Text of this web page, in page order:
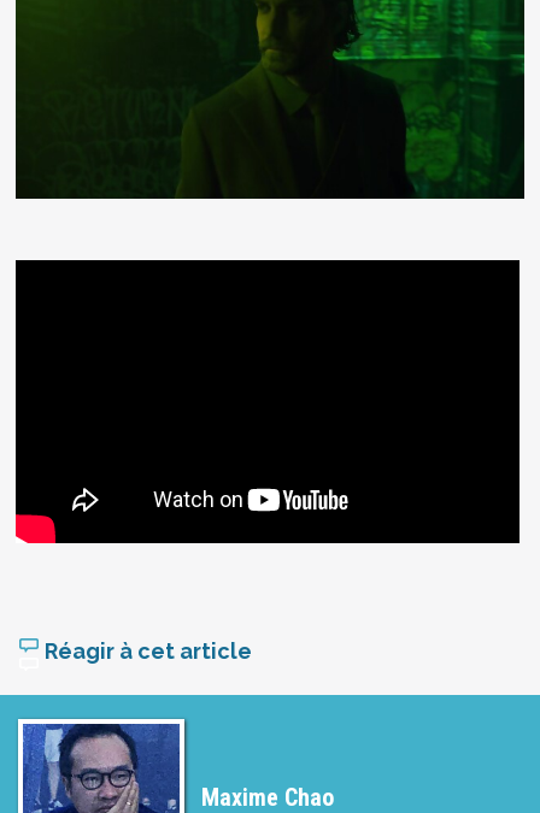
Réagir à cet article
Maxime Chao